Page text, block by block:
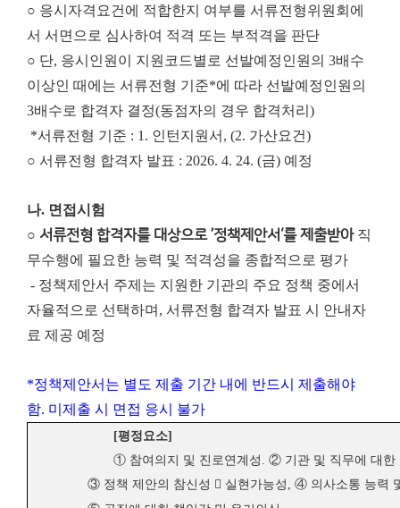
○ 응시자격요건에 적합한지 여부를 서류전형위원회에
서 서면으로 심사하여 적격 또는 부적격을 판단
○ 단, 응시인원이 지원코드별로 선발예정인원의 3배수
이상인 때에는 서류전형 기준*에 따라 선발예정인원의
3배수로 합격자 결정(동점자의 경우 합격처리)
*서류전형 기준 : 1. 인턴지원서, (2. 가산요건)
○ 서류전형 합격자 발표 : 2026. 4. 24. (금) 예정
나. 면접시험
○ 서류전형 합격자를 대상으로 ’정책제안서‘를 제출받아직
무수행에 필요한 능력 및 적격성을 종합적으로 평가
- 정책제안서 주제는 지원한 기관의 주요 정책 중에서
자율적으로 선택하며, 서류전형 합격자 발표 시 안내자
료 제공 예정
*정책제안서는 별도 제출 기간 내에 반드시 제출해야
함. 미제출 시 면접 응시 불가
[평정요소]
① 참여의지 및 진로연계성 . ② 기관 및 직무에 대한
③ 정책 제안의 참신성  실현가능성 , ④ 의사소통 능력